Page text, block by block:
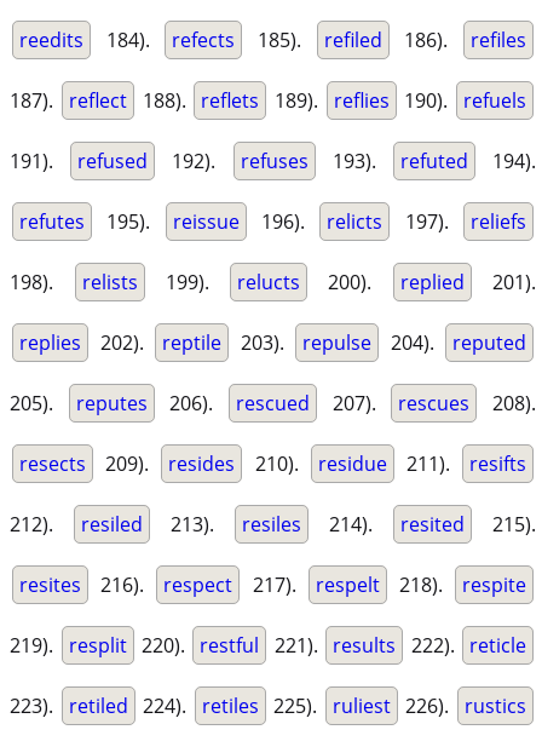
reedits 184). refects 185). refiled 186). refiles
187). reflect 188). reflets 189). reflies 190). refuels
191). refused 192). refuses 193). refuted 194).
refutes 195). reissue 196). relicts 197). reliefs
198). relists 199). relucts 200). replied 201).
replies 202). reptile 203). repulse 204). reputed
205). reputes 206). rescued 207). rescues 208).
resects 209). resides 210). residue 211). resifts
212). resiled 213). resiles 214). resited 215).
resites 216). respect 217). respelt 218). respite
219). resplit 220). restful 221). results 222). reticle
223). retiled 224). retiles 225). ruliest 226). rustics